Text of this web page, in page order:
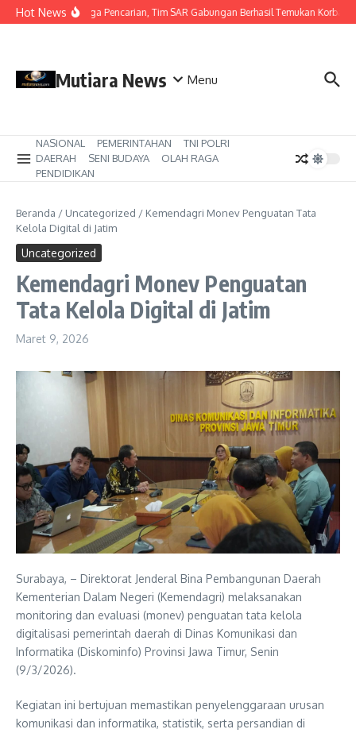
Lewati ke konten
Hot NewsHari Ketiga Pencarian, Tim SAR Gabungan Berhasil Temukan Korban
Mutiara News Menu
NASIONAL PEMERINTAHAN
TNI POLRI
DAERAH
SENI BUDAYA
OLAH RAGA
PENDIDIKAN
Beranda / Uncategorized / Kemendagri Monev Penguatan Tata
Kelola Digital di Jatim
Uncategorized
Kemendagri Monev Penguatan
Tata Kelola Digital di Jatim
Maret 9, 2026
Surabaya, – Direktorat Jenderal Bina Pembangunan Daerah
Kementerian Dalam Negeri (Kemendagri) melaksanakan
monitoring dan evaluasi (monev) penguatan tata kelola
digitalisasi pemerintah daerah di Dinas Komunikasi dan
Informatika (Diskominfo) Provinsi Jawa Timur, Senin
(9/3/2026).
Kegiatan ini bertujuan memastikan penyelenggaraan urusan
komunikasi dan informatika, statistik, serta persandian di